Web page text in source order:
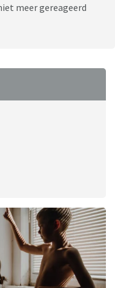
meer gereageerd